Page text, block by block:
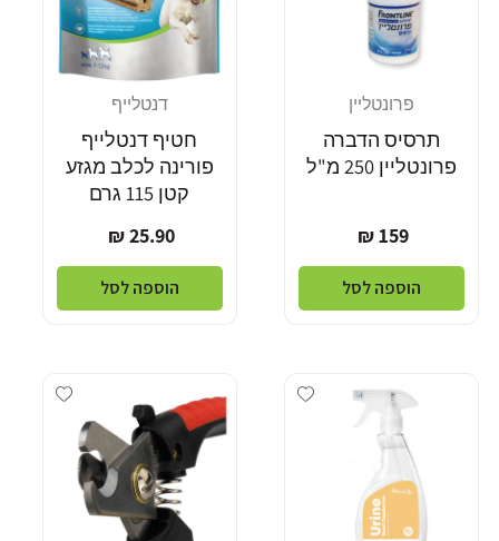
פרונטליין
תרסיס הדברה
פרונטליין 250 מ"ל
מחיר
רגיל
159 ₪
הוספה לסל
דנטלייף
חטיף דנטלייף
פורינה לכלב מגזע
קטן 115 גרם
מחיר
רגיל
25.90 ₪
הוספה לסל
Add wishlist
wishlist